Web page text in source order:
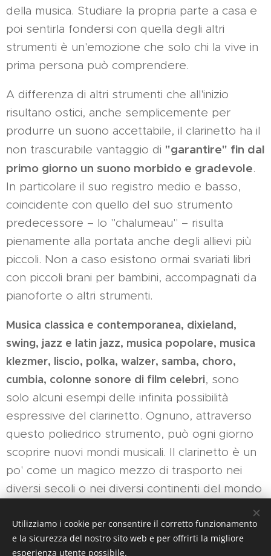
della musica. Studiare la propria parte a casa e
poi sentirla fondersi con quella degli altri
strumenti è un'emozione che solo chi la vive in
prima persona può comprendere.
A differenza di altri strumenti che all'inizio
risultano ostici, anche semplicemente per
produrre un suono accettabile, il clarinetto ha il
non trascurabile vantaggio di "garantire" fin dal
primo giorno un suono morbido e gradevole.
In particolare il suo registro medio e basso,
coincidente con quello del suo strumento
predecessore – lo "chalumeau" – risulta
pienamente alla portata anche degli allievi più
piccoli. Non a caso esistono ormai svariati libri
con piccoli brani per bambini, accompagnati da
pianoforte o altri strumenti.
Musica classica e contemporanea, dixieland,
swing, jazz e latin jazz, musica popolare, musica
klezmer, liscio, polka, walzer, samba, choro,
cumbia, colonne sonore di film celebri, sono
solo alcuni esempi delle infinita possibilità
espressive del clarinetto. Ognuno, attraverso
questo poliedrico strumento, può ogni giorno
scoprire nuovi mondi musicali. Il clarinetto è un
po' come un magico mezzo di trasporto nei
diversi secoli o nei diversi continenti del mondo
Utilizziamo i cookie per consentire il corretto funzionamento
e la sicurezza del nostro sito web e per offrirti la migliore
esperienza utente possibile.